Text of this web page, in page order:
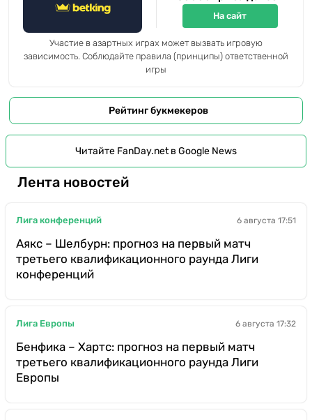
На сайт
Участие в азартных играх может вызвать игровую
зависимость. Соблюдайте правила (принципы) ответственной
игры
Рейтинг букмекеров
Читайте FanDay.net в Google News
Лента новостей
Лига конференций 6 августа 17:51
Аякс – Шелбурн: прогноз на первый матч
третьего квалификационного раунда Лиги
конференций
Лига Европы 6 августа 17:32
Бенфика – Хартс: прогноз на первый матч
третьего квалификационного раунда Лиги
Европы